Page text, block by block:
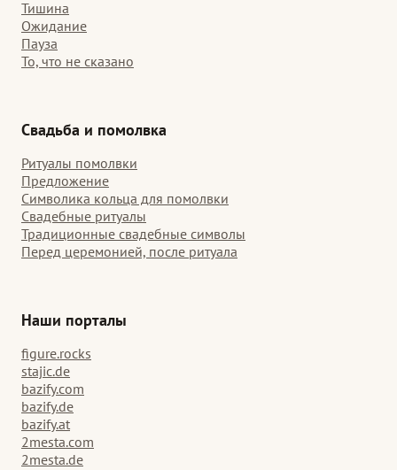
Тишина
Ожидание
Пауза
То, что не сказано
Свадьба и помолвка
Ритуалы помолвки
Предложение
Символика кольца для помолвки
Свадебные ритуалы
Традиционные свадебные символы
Перед церемонией, после ритуала
Наши порталы
figure.rocks
stajic.de
bazify.com
bazify.de
bazify.at
2mesta.com
2mesta.de